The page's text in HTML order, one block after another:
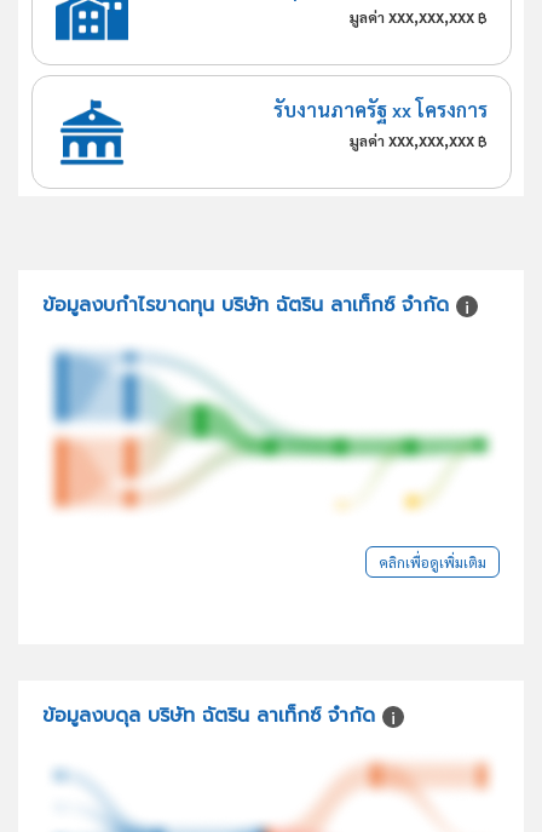
มูลค่า xxx,xxx,xxx ฿
รับงานภาครัฐ xx โครงการ
มูลค่า xxx,xxx,xxx ฿
ข้อมูลงบกำไรขาดทุน บริษัท ฉัตริน ลาเท็กซ์ จำกัด
คลิกเพื่อดูเพิ่มเติม
ข้อมูลงบดุล บริษัท ฉัตริน ลาเท็กซ์ จำกัด